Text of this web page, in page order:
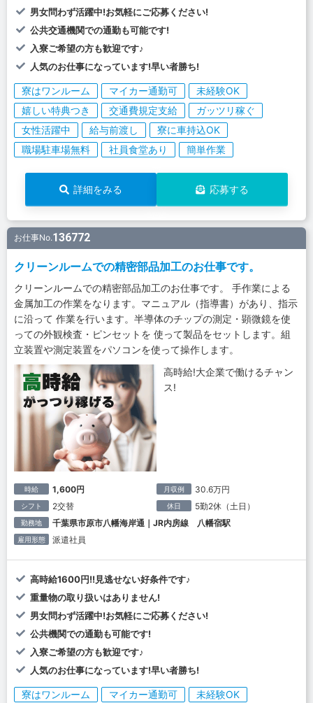
男女問わず活躍中!お気軽にご応募ください!
公共交通機関での通勤も可能です!
入寮ご希望の方も歓迎です♪
人気のお仕事になっています!早い者勝ち!
寮はワンルーム マイカー通勤可
未経験OK
嬉しい特典つき
交通費規定支給
ガッツリ稼ぐ
女性活躍中
給与前渡し
寮に車持込OK
職場駐車場無料
社員食堂あり 簡単作業
詳細をみる 応募する
お仕事No.136772
クリーンルームでの精密部品加工のお仕事です。
クリーンルームでの精密部品加工のお仕事です。 手作業による
金属加工の作業をなります。マニュアル（指導書）があり、指示
に沿って 作業を行います。半導体のチップの測定・顕微鏡を使
っての外観検査・ピンセットを 使って製品をセットします。組
立装置や測定装置をパソコンを使って操作します。
高時給!大企業で働けるチャン
ス!
時給 1,600円 月収例 30.6万円
シフト 2交替 休日 5勤2休（土日）
勤務地 千葉県市原市八幡海岸通｜JR内房線 八幡宿駅
雇用形態 派遣社員
高時給1600円!!見逃せない好条件です♪
重量物の取り扱いはありません!
男女問わず活躍中!お気軽にご応募ください!
公共機関での通勤も可能です!
入寮ご希望の方も歓迎です♪
人気のお仕事になっています!早い者勝ち!
寮はワンルーム マイカー通勤可
未経験OK